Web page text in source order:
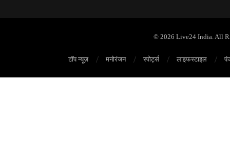
© 2026 Live24 India. All
टॉप न्यूज़ मनोरंजन स्पोर्ट्स लाइफस्टाइल